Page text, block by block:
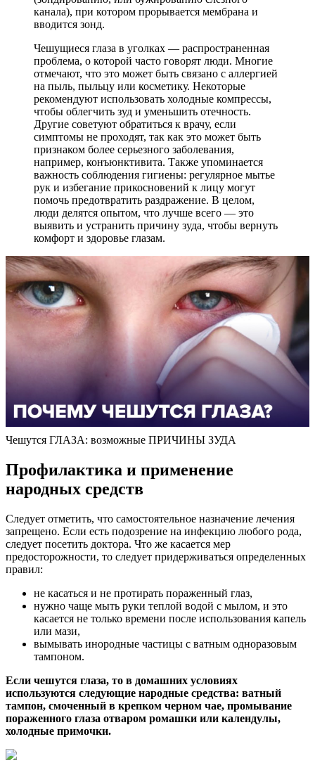
канала), при котором прорывается мембрана и
вводится зонд.
Чешущиеся глаза в уголках — распространенная
проблема, о которой часто говорят люди. Многие
отмечают, что это может быть связано с аллергией
на пыль, пыльцу или косметику. Некоторые
рекомендуют использовать холодные компрессы,
чтобы облегчить зуд и уменьшить отечность.
Другие советуют обратиться к врачу, если
симптомы не проходят, так как это может быть
признаком более серьезного заболевания,
например, конъюнктивита. Также упоминается
важность соблюдения гигиены: регулярное мытье
рук и избегание прикосновений к лицу могут
помочь предотвратить раздражение. В целом,
люди делятся опытом, что лучше всего — это
выявить и устранить причину зуда, чтобы вернуть
комфорт и здоровье глазам.
Чешутся ГЛАЗА: возможные ПРИЧИНЫ ЗУДА
Профилактика и применение
народных средств
Следует отметить, что самостоятельное назначение лечения
запрещено. Если есть подозрение на инфекцию любого рода,
следует посетить доктора. Что же касается мер
предосторожности, то следует придерживаться определенных
правил:
не касаться и не протирать пораженный глаз,
нужно чаще мыть руки теплой водой с мылом, и это
касается не только времени после использования капель
или мази,
вымывать инородные частицы с ватным одноразовым
тампоном.
Если чешутся глаза, то в домашних условиях
используются следующие народные средства: ватный
тампон, смоченный в крепком черном чае, промывание
пораженного глаза отваром ромашки или календулы,
холодные примочки.